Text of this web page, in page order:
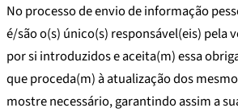
No processo de envio de informação
é/são o(s) único(s) responsável(eis) pela
por si introduzidos e aceita(m) essa
que proceda(m) à atualização dos
mostre necessário, garantindo assim a